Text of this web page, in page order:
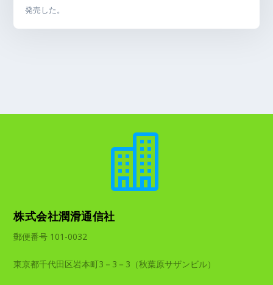
発売した。

株式会社潤滑通信社
郵便番号 101-0032
東京都千代田区岩本町3－3－3（秋葉原サザンビル）